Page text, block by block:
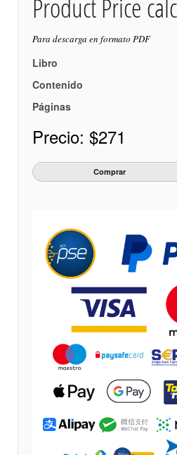
Product Price
Para descarga en formato PDF
Libro
Contenido
Páginas
Precio: $271